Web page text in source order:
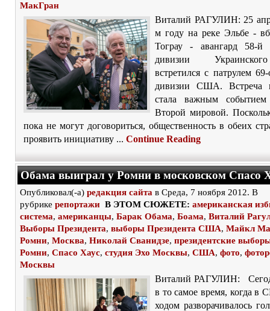
МакГран
Виталий РАГУЛИН: 25
м году на реке Эльбе -
Тограу - авангард 58-й
дивизии
встретился с патрулем
дивизии США. Встреча
стала важным
Второй мировой.
пока не могут договориться, общественность в обеих
проявить инициативу ... Continue Reading
Обама выиграл у Ромни в московском Спасо
Опубликовал(-а) редакция сайта в Среда, 7 ноября 2012. В
рубрике репортажи В ЭТОМ СЮЖЕТЕ: американская
система, американцы, Барак Обама, Боама, Виталий
Выборы Президента, выборы Президента США, Майкл
Ромни, Москва, Николай Сванидзе, президентские
Ромни, Спасо Хаус, студия Эхо Москвы, США, фото,
Москвы
Виталий РАГУЛИН:
в то самое время, когда
ходом разворачивалось